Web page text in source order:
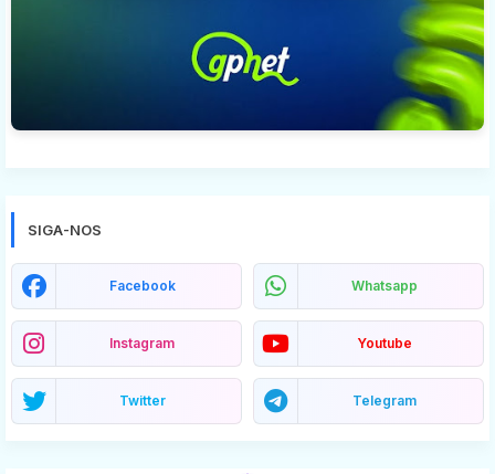
SIGA-NOS
Facebook Whatsapp
Instagram Youtube
Twitter Telegram